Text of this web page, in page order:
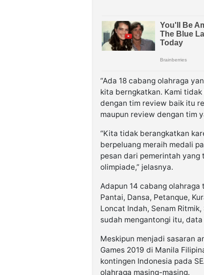
“Ada 18 cabang olahraga
kita berngkatkan. Kami
dengan tim review baik itu
maupun review dengan tim
“Kita tidak berangkatkan
berpeluang meraih medali
pesan dari pemerintah
olimpiade,” jelasnya.
Adapun 14 cabang olahraga
Pantai, Dansa, Petanque,
Loncat Indah, Senam
sudah mengantongi itu,
Meskipun menjadi sasaran
Games 2019 di Manila
kontingen Indonesia pada
olahraga masing-masing.